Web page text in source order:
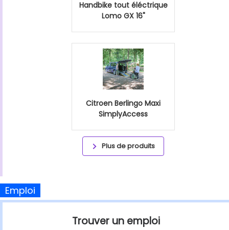
Handbike tout éléctrique
Lomo GX 16"
Citroen Berlingo Maxi
SimplyAccess
Plus de produits
Emploi
Trouver un emploi